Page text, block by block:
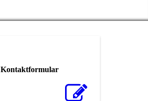
Kontaktformular